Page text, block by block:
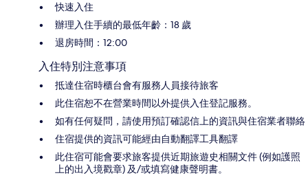
快速入住
辦理入住手續的最低年齡：18 歲
退房時間：12:00
入住特別注意事項
抵達住宿時櫃台會有服務人員接待旅客
此住宿恕不在營業時間以外提供入住登記服務。
如有任何疑問，請使用預訂確認信上的資訊與住宿業者聯絡
住宿提供的資訊可能經由自動翻譯工具翻譯
此住宿可能會要求旅客提供近期旅遊史相關文件 (例如護照
上的出入境戳章) 及/或填寫健康聲明書。